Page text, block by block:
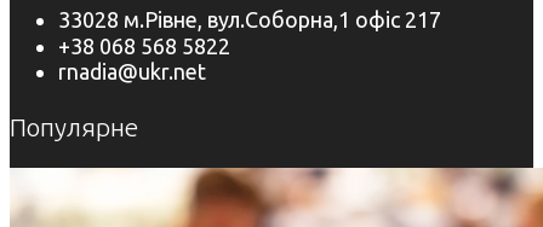
33028 м.Рівне, вул.Соборна,1 офіс 217
+38 068 568 5822
rnadia@ukr.net
Популярне